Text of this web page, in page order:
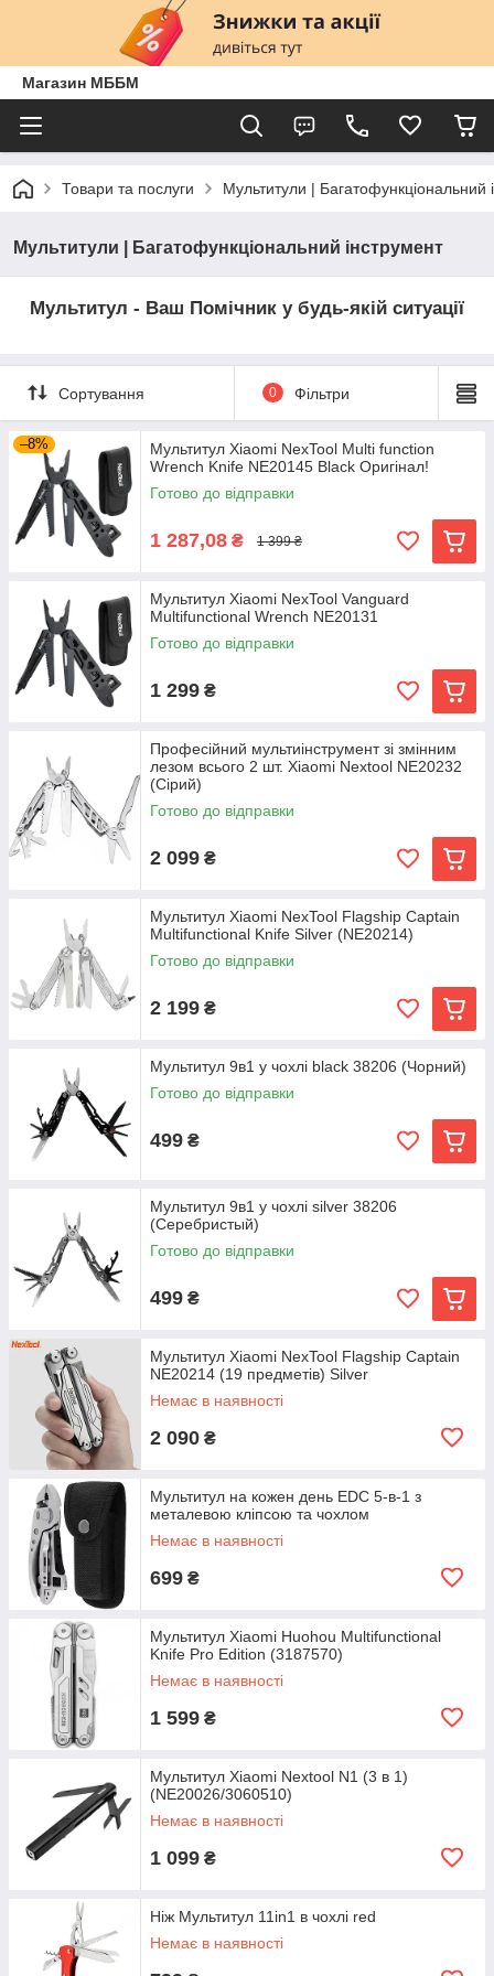
Магазин МББМ
Товари та послуги Мультитули | Багатофункціональний
Мультитули | Багатофункціональний інструмент
Мультитул - Ваш Помічник у будь-якій ситуації
Сортування 0 Фільтри
–8%
Мультитул Xiaomi NexTool Multi function
Wrench Knife NE20145 Black Оригінал!
Готово до відправки
1 287,08 ₴ 1 399 ₴
Мультитул Xiaomi NexTool Vanguard
Multifunctional Wrench NE20131
Готово до відправки
1 299 ₴
Професійний мультиінструмент зі змінним
лезом всього 2 шт. Xiaomi Nextool NE20232
(Сірий)
Готово до відправки
2 099 ₴
Мультитул Xiaomi NexTool Flagship Сaptain
Multifunctional Knife Silver (NE20214)
Готово до відправки
2 199 ₴
Мультитул 9в1 у чохлі black 38206 (Чорний)
Готово до відправки
499 ₴
Мультитул 9в1 у чохлі silver 38206
(Серебристый)
Готово до відправки
499 ₴
Мультитул Xiaomi NexTool Flagship Captain
NE20214 (19 предметів) Silver
Немає в наявності
2 090 ₴
Мультитул на кожен день EDC 5-в-1 з
металевою кліпсою та чохлом
Немає в наявності
699 ₴
Мультитул Xiaomi Huohou Multifunctional
Knife Pro Edition (3187570)
Немає в наявності
1 599 ₴
Мультитул Xiaomi Nextool N1 (3 в 1)
(NE20026/3060510)
Немає в наявності
1 099 ₴
Ніж Мультитул 11in1 в чохлі red
Немає в наявності